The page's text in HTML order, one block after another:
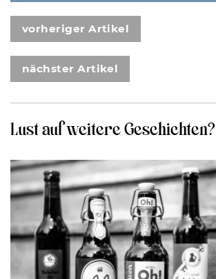
vorheriger Artikel
nächster Artikel
Lust auf weitere Geschichten?